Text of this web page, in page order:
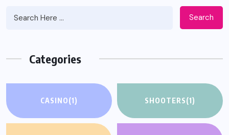
Search
Categories
CASINO(1) SHOOTERS(1)